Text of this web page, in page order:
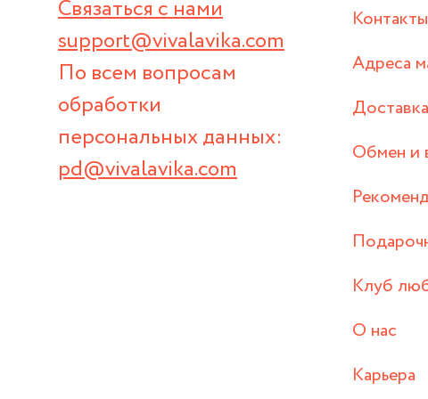
Связаться с нами
support@vivalavika.com
По всем вопросам
обработки
персональных данных:
pd@vivalavika.com
Контакты
Адреса
Доставка
Обмен и
Клуб
О нас
Карьера